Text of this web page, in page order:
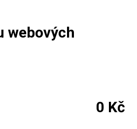
webových
0 Kč